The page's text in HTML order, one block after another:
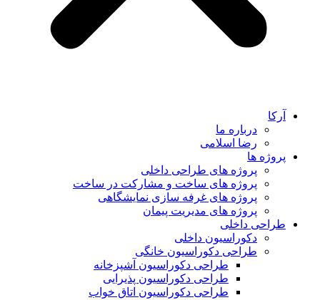
آرکا
درباره ما
رضا اسلامی
پروژه ها
پروژه های طراحی داخلی
پروژه های ساخت و مشارکت در ساخت
پروژه های غرفه سازی نمایشگاهی
پروژه های مدیریت پیمان
طراحی داخلی
دکوراسیون داخلی
طراحی دکوراسیون خانگی
طراحی دکوراسیون آشپزخانه
طراحی دکوراسیون پذیرایی
طراحی دکوراسیون اتاق خواب